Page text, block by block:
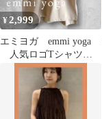
¥2,999
エミヨガ emmi yoga
人気ロゴTシャツ
バックオープン ヨガ